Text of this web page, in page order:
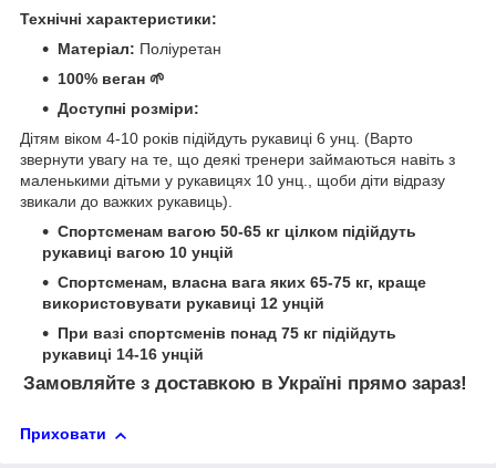
Технічні характеристики:
Матеріал: Поліуретан
100% веган 🌱
Доступні розміри:
Дітям віком 4-10 років підійдуть рукавиці 6 унц. (Варто
звернути увагу на те, що деякі тренери займаються навіть з
маленькими дітьми у рукавицях 10 унц., щоби діти відразу
звикали до важких рукавиць).
Спортсменам вагою 50-65 кг цілком підійдуть
рукавиці вагою 10 унцій
Спортсменам, власна вага яких 65-75 кг, краще
використовувати рукавиці 12 унцій
При вазі спортсменів понад 75 кг підійдуть
рукавиці 14-16 унцій
Замовляйте з доставкою в Україні прямо зараз!
Приховати